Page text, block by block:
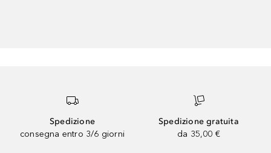
Spedizione
consegna entro 3/6 giorni
Spedizione gratuita
da 35,00 €